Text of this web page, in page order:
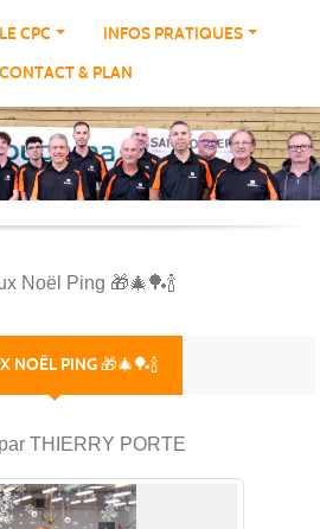
LE CPC
INFOS PRATIQUES
CONTACT & PLAN
Noël Ping 🎁🎄🏓🍾
NOËL PING 🎁🎄🏓🍾
par THIERRY PORTE